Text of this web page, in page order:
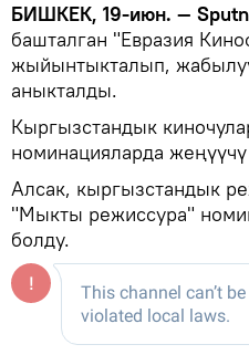
БИШКЕК, 19-июн. —
башталган "Евразия
жыйынтыкталып,
аныкталды.
Кыргызстандык
номинацияларда
Алсак, кыргызстандык
"Мыкты режиссура"
болду.